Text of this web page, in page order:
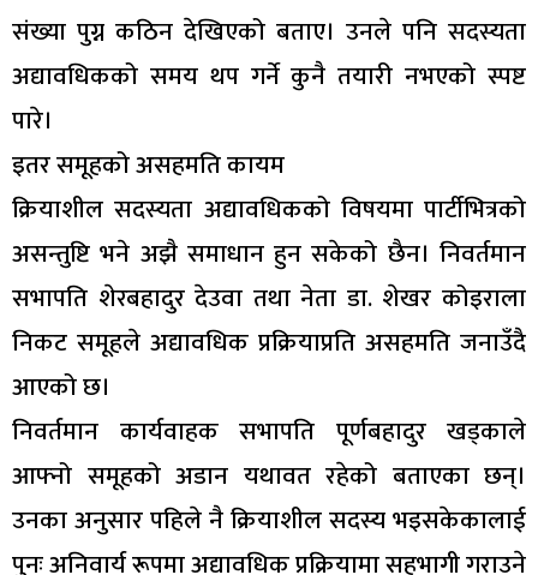
संख्या पुग्न कठिन देखिएको बताए। उनले पनि सदस्यता
अद्यावधिकको समय थप गर्ने कुनै तयारी नभएको स्पष्ट
पारे।
इतर समूहको असहमति कायम
क्रियाशील सदस्यता अद्यावधिकको विषयमा पार्टीभित्रको
असन्तुष्टि भने अझै समाधान हुन सकेको छैन। निवर्तमान
सभापति शेरबहादुर देउवा तथा नेता डा. शेखर कोइराला
निकट समूहले अद्यावधिक प्रक्रियाप्रति असहमति जनाउँदै
आएको छ।
निवर्तमान कार्यवाहक सभापति पूर्णबहादुर खड्काले
आफ्नो समूहको अडान यथावत रहेको बताएका छन्।
उनका अनुसार पहिले नै क्रियाशील सदस्य भइसकेकालाई
पुनः अनिवार्य रूपमा अद्यावधिक प्रक्रियामा सहभागी गराउने